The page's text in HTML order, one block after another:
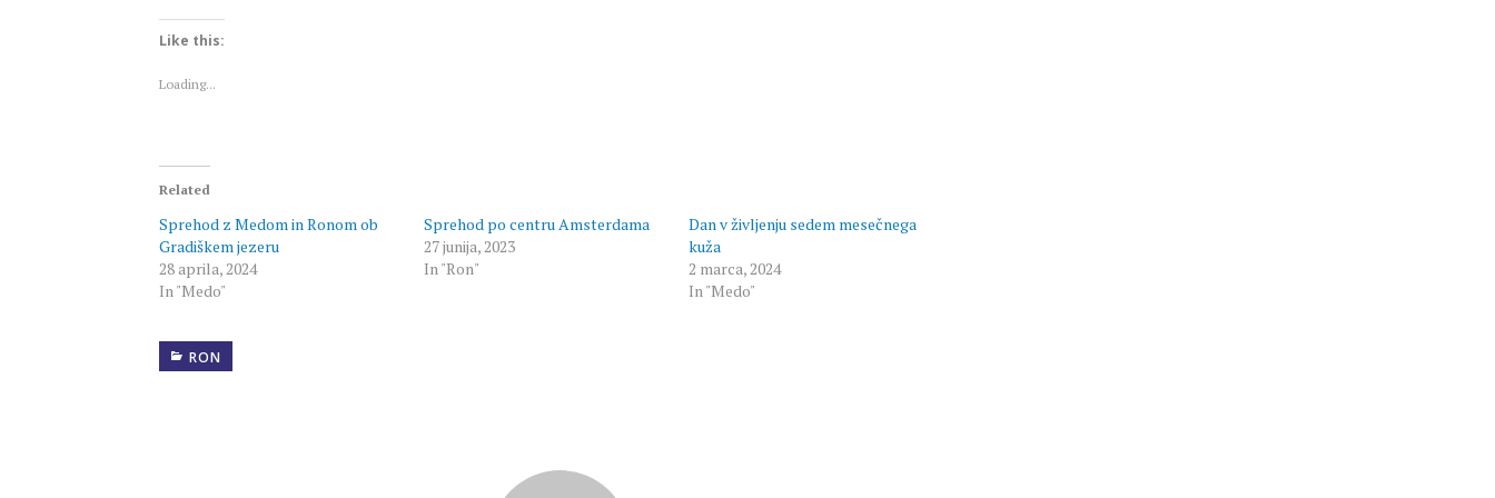
Twitter
(Opens
in
window)
Like this:
Loading...
Related
Sprehod z Medom in Ronom ob
Gradiškem jezeru
28 aprila, 2024
In "Medo"
Sprehod po centru Amsterdama
27 junija, 2023
In "Ron"
Dan v življenju sedem mesečnega
kuža
2 marca, 2024
In "Medo"
RON